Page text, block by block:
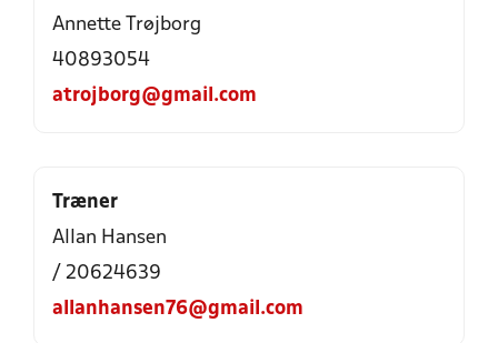
Annette Trøjborg
40893054
atrojborg@gmail.com
Træner
Allan Hansen
/ 20624639
allanhansen76@gmail.com